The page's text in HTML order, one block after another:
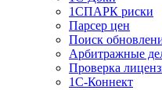
1CПАРК риски
Парсер цен
Поиск
Арбитражные
Проверка
1С-Коннект